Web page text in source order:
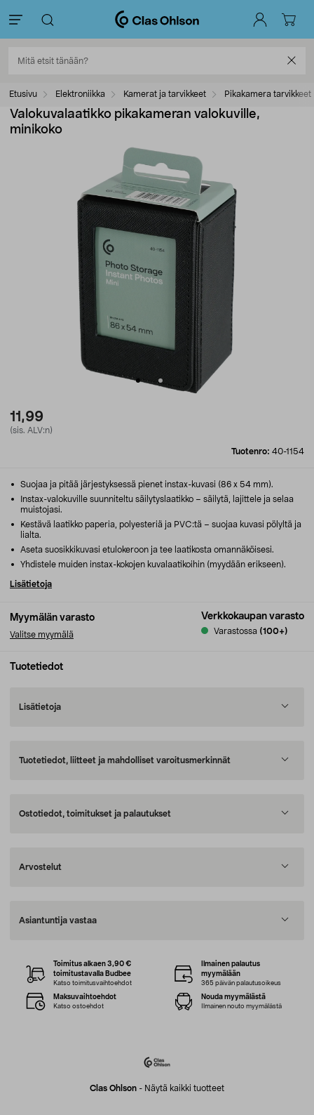
Etusivu Elektroniikka Kamerat ja tarvikkeet Pikakamera tarvikkeet
Valokuvalaatikko pikakameran valokuville,
minikoko
11,99
(sis. ALV:n)
Tuotenro: 40-1154
Myymälän varasto
Valitse myymälä
Verkkokaupan varasto
Varastossa (100+)
Suojaa ja pitää järjestyksessä pienet instax-kuvasi (86 x 54 mm).
Instax-valokuville suunniteltu säilytyslaatikko – säilytä, lajittele ja selaa
muistojasi.
Kestävä laatikko paperia, polyesteriä ja PVC:tä – suojaa kuvasi pölyltä ja
lialta.
Aseta suosikkikuvasi etulokeroon ja tee laatikosta omannäköisesi.
Yhdistele muiden instax-kokojen kuvalaatikoihin (myydään erikseen).
Lisätietoja
Tuotetiedot
Lisätietoja
Tuotetiedot, liitteet ja mahdolliset varoitusmerkinnät
Ostotiedot, toimitukset ja palautukset
Arvostelut
Asiantuntija vastaa
Clas Ohlson - Näytä kaikki tuotteet
Toimitus alkaen 3,90 €
toimitustavalla Budbee
Katso toimitusvaihtoehdot
Ilmainen palautus
myymälään
365 päivän palautusoikeus
Maksuvaihtoehdot
Katso ostoehdot
Nouda myymälästä
Ilmainen nouto myymälästä